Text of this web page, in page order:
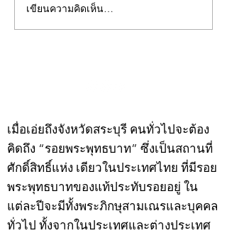
คอลัมน์"จับชีพจรวงการ
พระ"ประจำพุธที่ 29
เขียนความคิดเห็น…
เมื่อเอ่ยถึงจังหวัดสระบุรี คนทั่วไปจะต้อง
คิดถึง “รอยพระพุทธบาท” ซึ่งเป็นสถานที่
ศักดิ์สิทธิ์แห่ง เดียวในประเทศไทย ที่มีรอย
พระพุทธบาทของแท้ประทับรอยอยู่ ใน
แต่ละปีจะมีทั้งพระภิกษุสามเณรและบุคคล
ทั่วไป ทั้งจากในประเทศและต่างประเทศ